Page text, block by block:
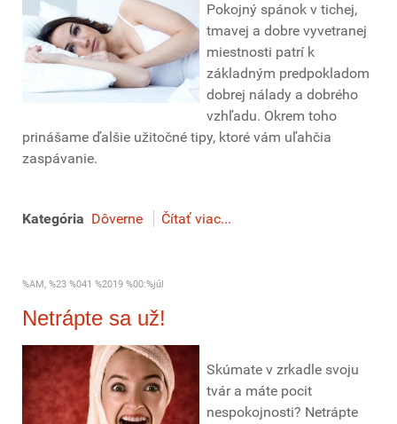
Pokojný spánok v tichej,
tmavej a dobre vyvetranej
miestnosti patrí k
základným predpokladom
dobrej nálady a dobrého
vzhľadu. Okrem toho
prinášame ďalšie užitočné tipy, ktoré vám uľahčia
zaspávanie.
Kategória Dôverne Čítať viac...
%AM, %23 %041 %2019 %00:%júl
Netrápte sa už!
Skúmate v zrkadle svoju
tvár a máte pocit
nespokojnosti? Netrápte